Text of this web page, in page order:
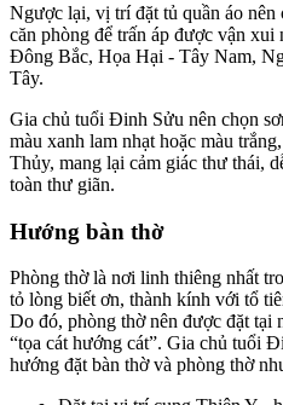
Ngược lại, vị trí đặt tủ quần áo
căn phòng để trấn áp được vận
Đông Bắc, Họa Hại - Tây Nam,
Tây.
Gia chủ tuổi Đinh Sửu nên chọn
màu xanh lam nhạt hoặc màu
Thủy, mang lại cảm giác thư thái,
toàn thư giãn.
Hướng bàn thờ
Phòng thờ là nơi linh thiêng nhất
tỏ lòng biết ơn, thành kính với tổ
Do đó, phòng thờ nên được đặt tại
“tọa cát hướng cát”. Gia chủ tuổi
hướng đặt bàn thờ và phòng thờ